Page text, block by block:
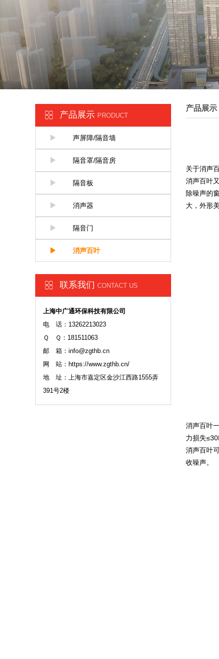
产品展示 PRODUCT
声屏障/隔音墙
隔音罩/隔音房
隔音板
消声器
隔音门
消声百叶
联系我们 CONTACT US
上海中广通环保科技有限公司
电 话：13262213023
Ｑ Ｑ：181511063
邮 箱：info@zgthb.cn
网 站：https://www.zgthb.cn/
地 址：上海市嘉定区金沙江西路1555弄
391号2楼
产品展示
关于消声
消声百叶
除噪声的
大，外形
消声百叶
力损失
消声百叶
收噪声。